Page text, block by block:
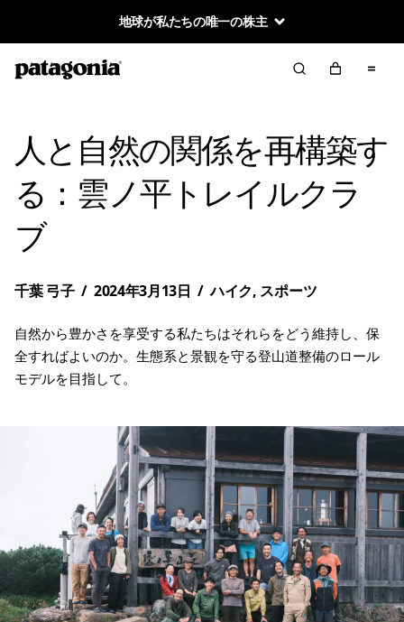
地球が私たちの唯一の株主
人と自然の関係を再構築す
る：雲ノ平トレイルクラ
ブ
千葉 弓子 / 2024年3月13日 / ハイク, スポーツ
自然から豊かさを享受する私たちはそれらをどう維持し、保
全すればよいのか。生態系と景観を守る登山道整備のロール
モデルを目指して。